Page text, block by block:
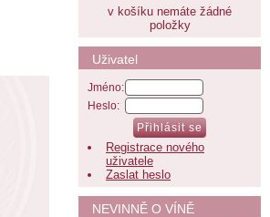
v košíku nemáte žádné
položky
Uživatel
Jméno:
Heslo:
Registrace nového
uživatele
Zaslat heslo
NEVINNĚ O VÍNĚ